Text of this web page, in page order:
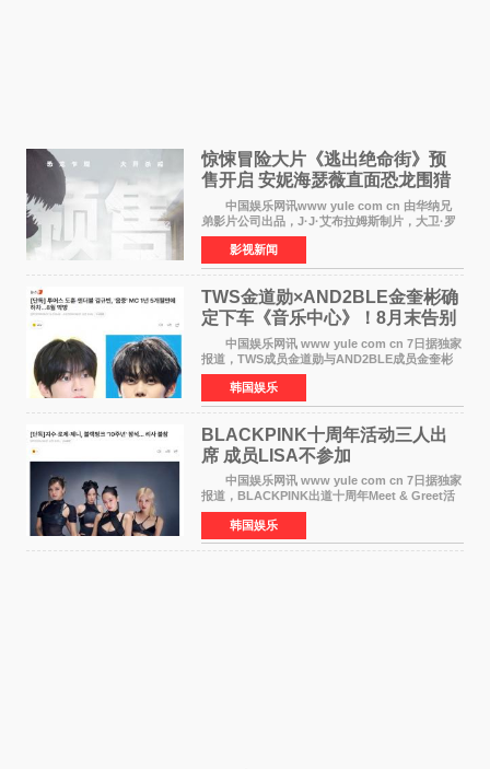
惊悚冒险大片《逃出绝命街》预
售开启 安妮海瑟薇直面恐龙围猎
中国娱乐网讯www yule com cn 由华纳兄
弟影片公司出品，J·J·艾布拉姆斯制片，大卫·罗
伯特·米切尔执导，好莱坞巨星安妮·海瑟薇和伊万
·麦克格雷格领衔主演的2026暑期惊悚冒险大片
《逃出绝
影视新闻
TWS金道勋×AND2BLE金奎彬确
定下车《音乐中心》！8月末告别
MC席位
中国娱乐网讯 www yule com cn 7日据独家
报道，TWS成员金道勋与AND2BLE成员金奎彬
将于8月离开《音乐中心》MC的位置。 金道
勋与金奎彬于去年3月与H2H A-NA一起被选为
《音乐中心》MC，约1
韩国娱乐
BLACKPINK十周年活动三人出
席 成员LISA不参加
中国娱乐网讯 www yule com cn 7日据独家
报道，BLACKPINK出道十周年Meet & Greet活
动将由智秀、ROS&Eacute;、JENNIE出席，
LISA将缺席。 此前BLACKPINK所属社YG并
未为组合出道十周年做
韩国娱乐